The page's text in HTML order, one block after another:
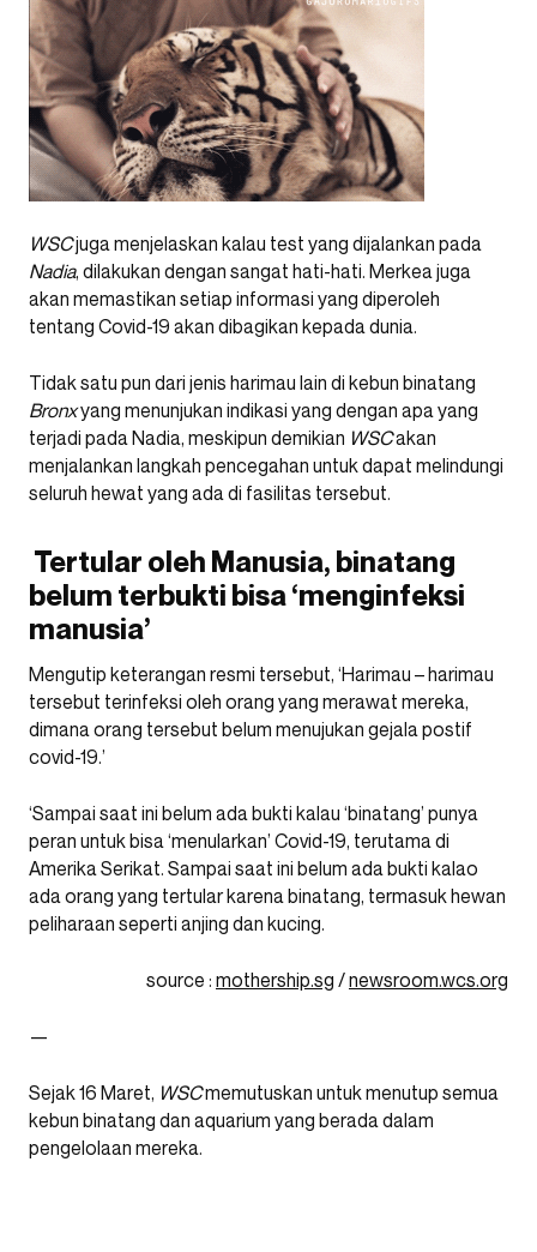
WSCjuga menjelaskan kalau test yang dijalankan pada
Nadia, dilakukan dengan sangat hati-hati. Merkea juga
akan memastikan setiap informasi yang diperoleh
tentang Covid-19 akan dibagikan kepada dunia.
Tidak satu pun dari jenis harimau lain di kebun binatang
Bronxyang menunjukan indikasi yang dengan apa yang
terjadi pada Nadia, meskipun demikian WSCakan
menjalankan langkah pencegahan untuk dapat melindungi
seluruh hewat yang ada di fasilitas tersebut.
Tertular oleh Manusia, binatang
belum terbukti bisa ‘menginfeksi
manusia’
Mengutip keterangan resmi tersebut, ‘Harimau – harimau
tersebut terinfeksi oleh orang yang merawat mereka,
dimana orang tersebut belum menujukan gejala postif
covid-19.’
‘Sampai saat ini belum ada bukti kalau ‘binatang’ punya
peran untuk bisa ‘menularkan’ Covid-19, terutama di
Amerika Serikat. Sampai saat ini belum ada bukti kalao
ada orang yang tertular karena binatang, termasuk hewan
peliharaan seperti anjing dan kucing.
source : mothership.sg /newsroom.wcs.org
—
Sejak 16 Maret, WSCmemutuskan untuk menutup semua
kebun binatang dan aquarium yang berada dalam
pengelolaan mereka.